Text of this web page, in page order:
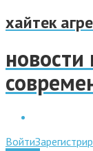
хайтек
новости
Войти